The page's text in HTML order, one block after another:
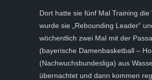
Dort hatte sie fünf Mal Training
wurde sie „Rebounding Leader“
wöchentlich zwei Mal mit der
(bayerische Damenbasketball –
(Nachwuchsbundesliga) aus
übernachtet und dann kommen